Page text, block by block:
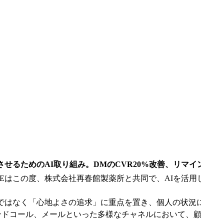
せるためのAI取り組み。DMのCVR20%改善、リマ
はこの度、株式会社再春館製薬所と共同で、AIを活
はなく「心地よさの追求」に重点を置き、個人の状
コール、メールといった多様なチャネルにおいて、